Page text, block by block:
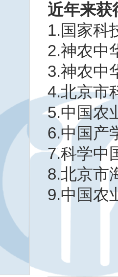
近年来获
1.国家科
2.神农中
3.神农中
4.北京市
5.中国农
6.中国产
7.科学中
8.北京市
9.中国农